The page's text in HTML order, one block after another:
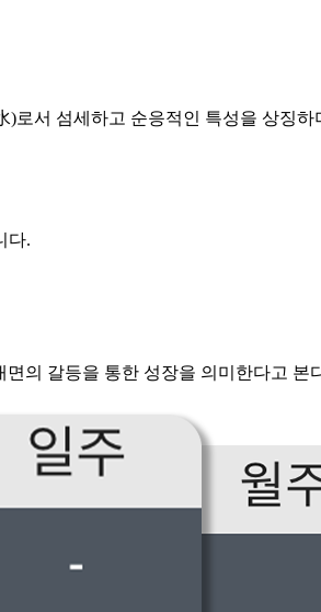
서 섬세하고 순응적인 특성을 상징
다.
의 갈등을 통한 성장을 의미한다고 본